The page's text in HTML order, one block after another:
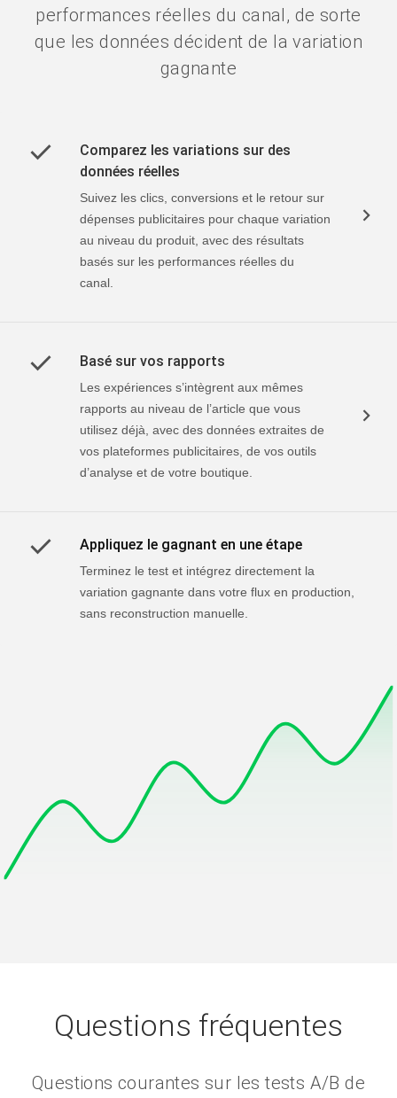
performances réelles du canal, de sorte
que les données décident de la variation
gagnante
Comparez les variations sur des
données réelles
Suivez les clics, conversions et le retour sur
dépenses publicitaires pour chaque variation
au niveau du produit, avec des résultats
basés sur les performances réelles du
canal.
Basé sur vos rapports
Les expériences s’intègrent aux mêmes
rapports au niveau de l’article que vous
utilisez déjà, avec des données extraites de
vos plateformes publicitaires, de vos outils
d’analyse et de votre boutique.
Appliquez le gagnant en une étape
Terminez le test et intégrez directement la
variation gagnante dans votre flux en production,
sans reconstruction manuelle.
Questions fréquentes
Questions courantes sur les tests A/B de